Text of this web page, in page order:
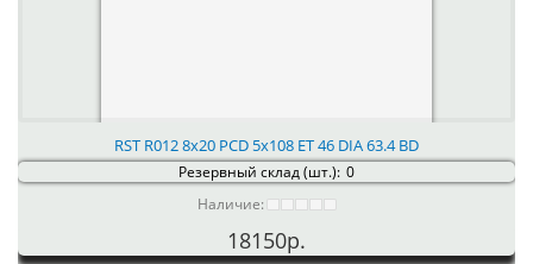
RST R012 8x20 PCD 5x108 ET 46 DIA 63.4 BD
Резервный склад (шт.): 0
Наличие:
18150р.